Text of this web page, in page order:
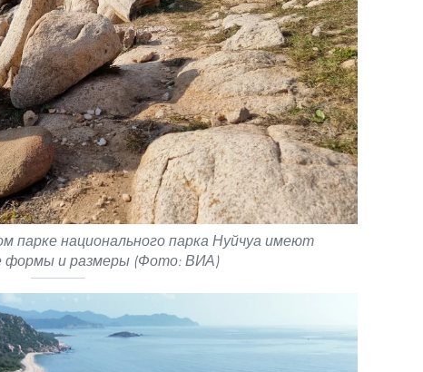
парке национального парка Нуйчуа имеют
формы и размеры (Фото: ВИА)